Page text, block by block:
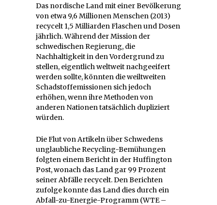
Das nordische Land mit einer Bevölkerung
von etwa 9,6 Millionen Menschen (2013)
recycelt 1,5 Milliarden Flaschen und Dosen
jährlich. Während der Mission der
schwedischen Regierung, die
Nachhaltigkeit in den Vordergrund zu
stellen, eigentlich weltweit nachgeeifert
werden sollte, könnten die weiltweiten
Schadstoffemissionen sich jedoch
erhöhen, wenn ihre Methoden von
anderen Nationen tatsächlich dupliziert
würden.
Die Flut von Artikeln über Schwedens
unglaubliche Recycling-Bemühungen
folgten einem Bericht in der Huffington
Post, wonach das Land gar 99 Prozent
seiner Abfälle recycelt. Den Berichten
zufolge konnte das Land dies durch ein
Abfall-zu-Energie-Programm (WTE –